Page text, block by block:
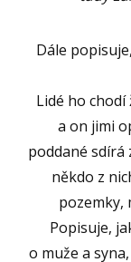
Dále
Lidé ho
a on jimi
poddané sdírá
někdo z
pozemky,
Popisuje,
o muže a